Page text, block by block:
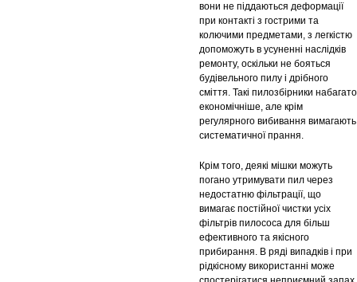
вони не піддаються деформації
при контакті з гострими та
колючими предметами, з легкістю
допоможуть в усуненні наслідків
ремонту, оскільки не бояться
будівельного пилу і дрібного
сміття. Такі пилозбірники набагато
економічніше, але крім
регулярного вибивання вимагають
систематичної прання.
Крім того, деякі мішки можуть
погано утримувати пил через
недостатню фільтрації, що
вимагає постійної чистки усіх
фільтрів пилососа для більш
ефективного та якісного
прибирання. В ряді випадків і при
рідкісному використанні може